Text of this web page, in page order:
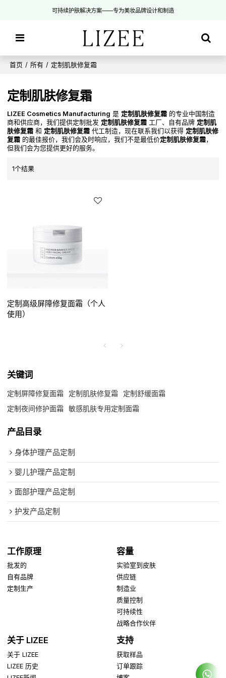
可持续护肤解决方案——专为美妆品牌设计和制造
首页 / 所有 / 定制肌肤修复霜
定制肌肤修复霜
LIZEE Cosmetics Manufacturing 是 定制肌肤修复霜 的专业中国制造
商和供应商，我们提供定制批发 定制肌肤修复霜 工厂、自有品牌 定制肌
肤修复霜 和 定制肌肤修复霜 代工制造，现在联系我们以获得 定制肌肤修
复霜 的最佳报价，我们会及时响应，我们不是最低价定制肌肤修复霜，
但我们会为您提供更好的服务。
1个结果
定制高级屏障修复面霜（个人
使用）
关键词
定制屏障修复面霜 定制肌肤修复霜
定制舒缓面霜
定制夜间修护面霜
敏感肌肤专用定制面霜
产品目录
身体护理产品定制
婴儿护理产品定制
面部护理产品定制
护发产品定制
工作原理
批发的
自有品牌
定制生产
容量
实验室到皮肤
供应链
制造业
质量控制
可持续性
战略合作伙伴
关于 LIZEE
关于 LIZEE
LIZEE 历史
支持
获取样品
订单跟踪